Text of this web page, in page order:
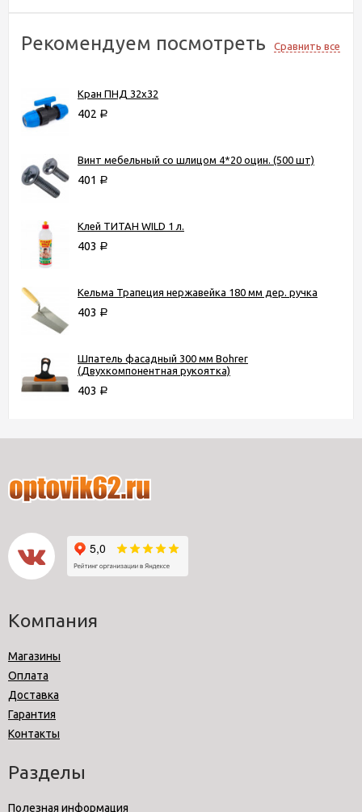
Рекомендуем посмотреть Сравнить все
Кран ПНД 32х32
402 Р
Винт мебельный со шлицом 4*20 оцин. (500 шт)
401 Р
Клей ТИТАН WILD 1 л.
403 Р
Кельма Трапеция нержавейка 180 мм дер. ручка
403 Р
Шпатель фасадный 300 мм Bohrer
(Двухкомпонентная рукоятка)
403 Р
Компания
Магазины
Оплата
Доставка
Гарантия
Контакты
Разделы
Полезная информация